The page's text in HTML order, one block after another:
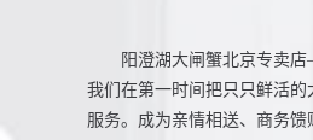
阳澄湖大闸蟹北京专卖店
我们在第一时间把只只鲜活
服务。成为亲情相送、商务馈